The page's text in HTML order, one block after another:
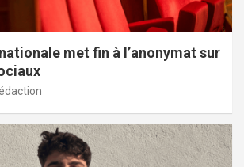
met fin à l’anonymat sur